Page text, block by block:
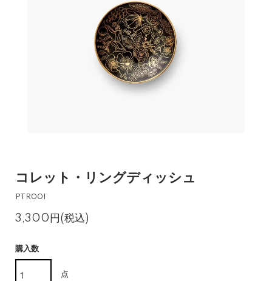
コレット・リングディッシュ
PTR001
3,300円(税込)
購入数
点